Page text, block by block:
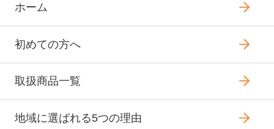
ホーム
初めての方へ
取扱商品一覧
地域に選ばれる5つの理由